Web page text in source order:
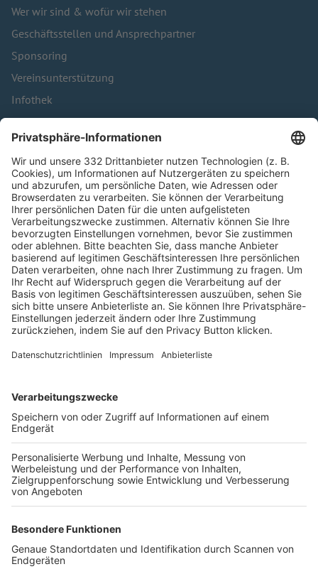
Wer wir sind & wofür wir stehen
Geschäftsstellen und Ansprechpartner
Sponsoring
Vereinsunterstützung
Infothek
Kontakt
HÄUFIG BESUCHTE SEITEN
Pässe und Vereinswechsel
Trainerausbildung
Schulungsangebot Vereinsmitarbeiter
BFV-Geschäftsstellen
Trainerbörse
Login SpielPlus
FOLGE DEM BFV
TOP-VEREINE
TOP-PARTNER